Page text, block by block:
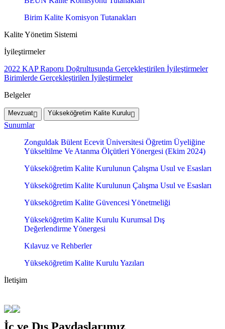
Birim Kalite Komisyon Tutanakları
Kalite Yönetim Sistemi
İyileştirmeler
2022 KAP Raporu Doğrultusunda Gerçekleştirilen İyileştirmeler
Birimlerde Gerçekleştirilen İyileştirmeler
Belgeler
Mevzuat Yükseköğretim Kalite Kurulu
Sunumlar
Zonguldak Bülent Ecevit Üniversitesi Öğretim Üyeliğine
Yükseltilme Ve Atanma Ölçütleri Yönergesi (Ekim 2024)
Yükseköğretim Kalite Kurulunun Çalışma Usul ve Esasları
Yükseköğretim Kalite Kurulunun Çalışma Usul ve Esasları
Yükseköğretim Kalite Güvencesi Yönetmeliği
Yükseköğretim Kalite Kurulu Kurumsal Dış
Değerlendirme Yönergesi
Kılavuz ve Rehberler
Yükseköğretim Kalite Kurulu Yazıları
İletişim